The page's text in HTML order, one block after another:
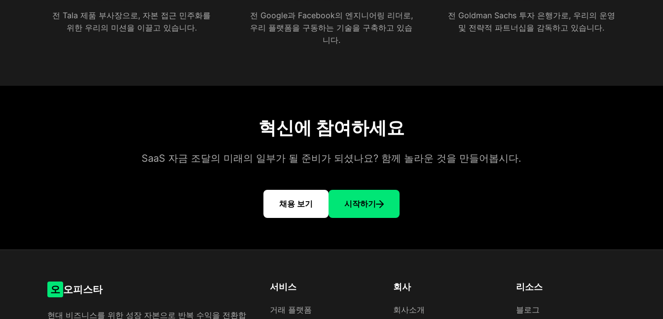
전 Tala 제품 부사장으로, 자본 접근 민주화를
위한 우리의 미션을 이끌고 있습니다.
전 Google과 Facebook의 엔지니어링 리더로,
우리 플랫폼을 구동하는 기술을 구축하고 있습
니다.
전 Goldman Sachs 투자 은행가로, 우리의 운영
및 전략적 파트너십을 감독하고 있습니다.
혁신에 참여하세요
SaaS 자금 조달의 미래의 일부가 될 준비가 되셨나요? 함께 놀라운 것을 만들어봅시다.
채용 보기 시작하기
오 오피스타
현대 비즈니스를 위한 성장 자본으로 반복 수익을 전환합
서비스
거래 플랫폼
회사
회사소개
리소스
블로그